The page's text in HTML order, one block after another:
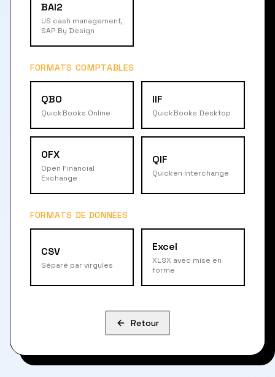
BAI2
US cash management,
SAP By Design
FORMATS COMPTABLES
QBO
QuickBooks Online
IIF
QuickBooks Desktop
OFX
Open Financial
Exchange
QIF
Quicken Interchange
FORMATS DE DONNÉES
CSV
Séparé par virgules
Excel
XLSX avec mise en
forme
Retour